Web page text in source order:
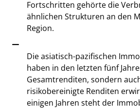
Fortschritten gehörte die
ähnlichen Strukturen an den
Region.
Die asiatisch-pazifischen
haben in den letzten fünf
Gesamtrenditen, sondern
risikobereinigte Renditen
einigen Jahren steht der